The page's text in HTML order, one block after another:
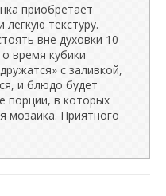
приобретает
текстуру.
вне духовки 10
время кубики
с заливкой,
и блюдо будет
порции, в которых
мозаика. Приятного